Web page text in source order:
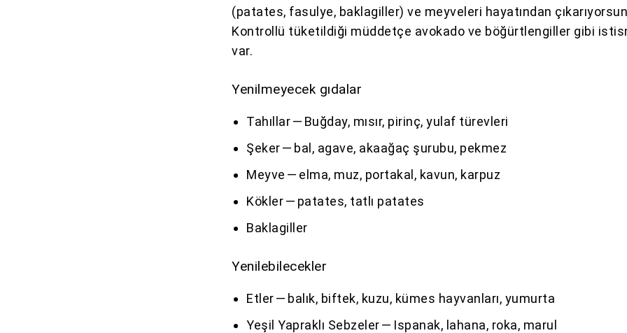
(patates, fasulye, baklagiller) ve meyveleri hayatından
Kontrollü tüketildiği müddetçe avokado ve böğürtlengiller gibi
var.
Yenilmeyecek gıdalar
Tahıllar — Buğday, mısır, pirinç, yulaf türevleri
Şeker — bal, agave, akaağaç şurubu, pekmez
Meyve — elma, muz, portakal, kavun, karpuz
Kökler — patates, tatlı patates
Baklagiller
Yenilebilecekler
Etler — balık, biftek, kuzu, kümes hayvanları, yumurta
Yeşil Yapraklı Sebzeler — Ispanak, lahana, roka, marul